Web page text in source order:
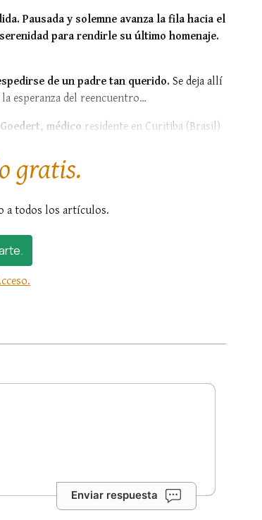
Pausada y solemne avanza la fila hacia el
para rendirle su último homenaje.
de un padre tan querido. Se deja allí
esperanza del reencuentro…
médico residente en Curitiba (Brasil)
gratis.
a todos los artículos.
Enviar respuesta